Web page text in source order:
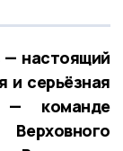
настоящий
и серьёзная
команде